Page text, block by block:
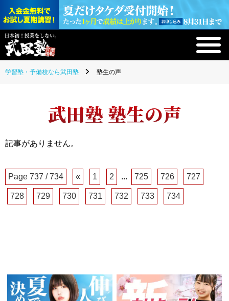
学習塾・予備校なら武田塾 塾生の声
武田塾 塾生の声
記事がありません。
Page 737 / 734 « 1 2 ... 725 726 727
728 729 730 731 732 733 734